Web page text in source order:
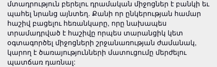
մտադրություն բերելու դրամական միջոցներ է բանկի եւ
պահել նրանց այնտեղ. Քանի որ ընկերության համար
հաշիվ բացելու հեռանկարը, որը նախապես
տրամադրված է հաշիվը որպես տարանցիկ կետ
օգտագործել միջոցների շրջանառության ժամանակ,
կարող է ծառայությունների մատուցումը մերժելու
պատճառ դառնալ: